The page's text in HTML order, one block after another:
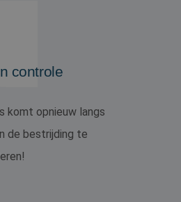
controle
komt opnieuw langs
de bestrijding te